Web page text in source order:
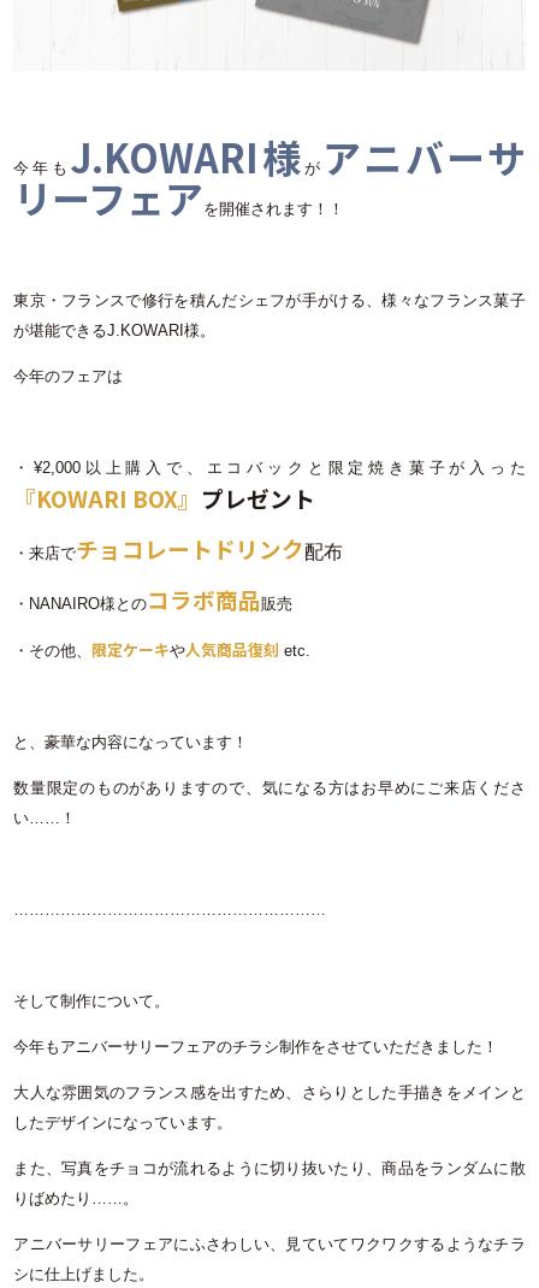
今年も J.KOWARI様 が アニバーサ
リーフェアを開催されます！！
東京・フランスで修行を積んだシェフが手がける、様々なフランス菓子
が堪能できるJ.KOWARI様。
今年のフェアは
・¥2,000以上購入で、エコバックと限定焼き菓子が入った
『KOWARI BOX』 プレゼント
・来店でチョコレートドリンク配布
・NANAIRO様とのコラボ商品販売
・その他、 限定ケーキや人気商品復刻 etc.
と、豪華な内容になっています！
数量限定のものがありますので、気になる方はお早めにご来店くださ
い……！
……………………………………………………
そして制作について。
今年もアニバーサリーフェアのチラシ制作をさせていただきました！
大人な雰囲気のフランス感を出すため、さらりとした手描きをメインと
したデザインになっています。
また、写真をチョコが流れるように切り抜いたり、商品をランダムに散
りばめたり……。
アニバーサリーフェアにふさわしい、見ていてワクワクするようなチラ
シに仕上げました。